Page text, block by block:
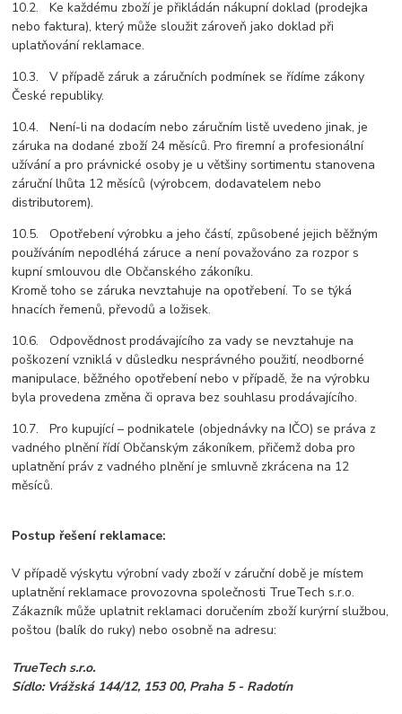
10.2. Ke každému zboží je přikládán nákupní doklad (prodejka
nebo faktura), který může sloužit zároveň jako doklad při
uplatňování reklamace.
10.3. V případě záruk a záručních podmínek se řídíme zákony
České republiky.
10.4. Není-li na dodacím nebo záručním listě uvedeno jinak, je
záruka na dodané zboží 24 měsíců. Pro firemní a profesionální
užívání a pro právnické osoby je u většiny sortimentu stanovena
záruční lhůta 12 měsíců (výrobcem, dodavatelem nebo
distributorem).
10.5. Opotřebení výrobku a jeho částí, způsobené jejich běžným
používáním nepodléhá záruce a není považováno za rozpor s
kupní smlouvou dle Občanského zákoníku.
Kromě toho se záruka nevztahuje na opotřebení. To se týká
hnacích řemenů, převodů a ložisek.
10.6. Odpovědnost prodávajícího za vady se nevztahuje na
poškození vzniklá v důsledku nesprávného použití, neodborné
manipulace, běžného opotřebení nebo v případě, že na výrobku
byla provedena změna či oprava bez souhlasu prodávajícího.
10.7. Pro kupující – podnikatele (objednávky na IČO) se práva z
vadného plnění řídí Občanským zákoníkem, přičemž doba pro
uplatnění práv z vadného plnění je smluvně zkrácena na 12
měsíců.
Postup řešení reklamace:
V případě výskytu výrobní vady zboží v záruční době je místem
uplatnění reklamace provozovna společnosti TrueTech s.r.o.
Zákazník může uplatnit reklamaci doručením zboží kurýrní službou,
poštou (balík do ruky) nebo osobně na adresu:
TrueTech s.r.o.
Sídlo: Vrážská 144/12, 153 00, Praha 5 - Radotín